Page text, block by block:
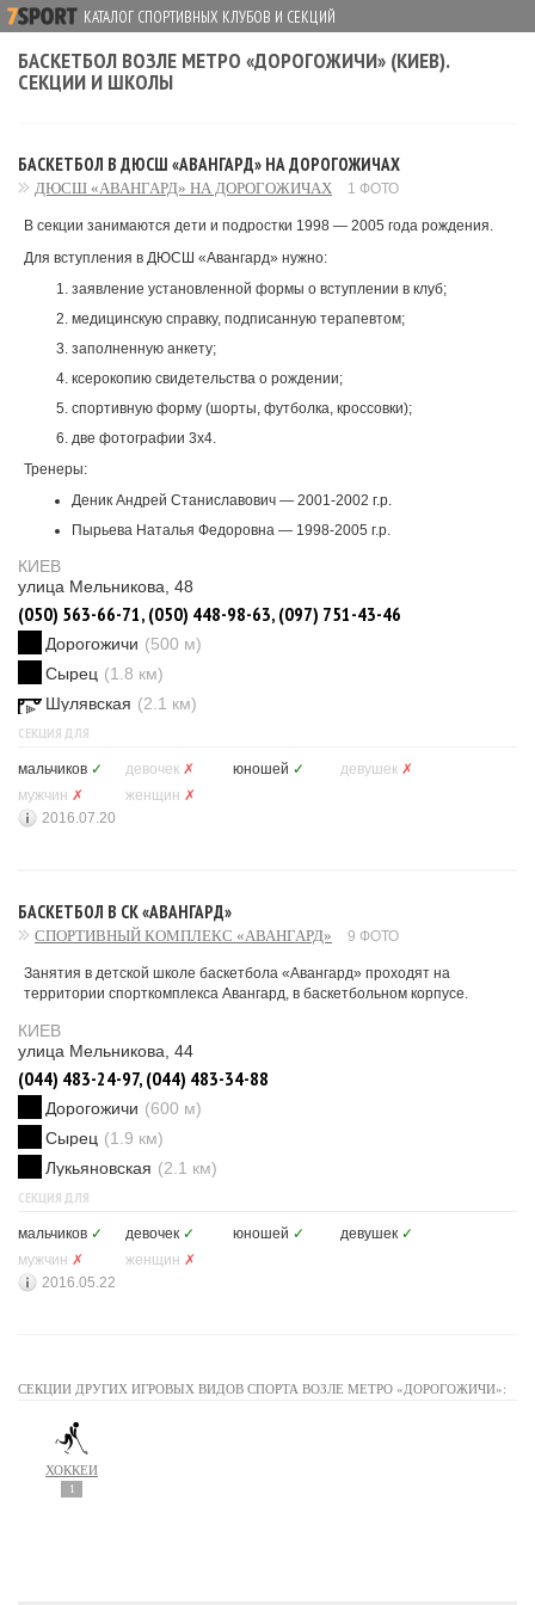
КАТАЛОГ СПОРТИВНЫХ КЛУБОВ И СЕКЦИЙ
БАСКЕТБОЛ ВОЗЛЕ МЕТРО «ДОРОГОЖИЧИ» (КИЕВ).
СЕКЦИИ И ШКОЛЫ
БАСКЕТБОЛ В ДЮСШ «АВАНГАРД» НА ДОРОГОЖИЧАХ
ДЮСШ «АВАНГАРД» НА ДОРОГОЖИЧАХ 1 ФОТО
В секции занимаются дети и подростки 1998 — 2005 года рождения.
Для вступления в ДЮСШ «Авангард» нужно:
заявление установленной формы о вступлении в клуб;
медицинскую справку, подписанную терапевтом;
заполненную анкету;
ксерокопию свидетельства о рождении;
спортивную форму (шорты, футболка, кроссовки);
две фотографии 3х4.
Тренеры:
Деник Андрей Станиславович — 2001-2002 г.р.
Пырьева Наталья Федоровна — 1998-2005 г.р.
КИЕВ
улица Мельникова, 48
(050) 563-66-71, (050) 448-98-63, (097) 751-43-46
Дорогожичи (500 м)
Сырец (1.8 км)
Шулявская (2.1 км)
СЕКЦИЯ ДЛЯ
мальчиков ✓ девочек ✗ юношей ✓ девушек ✗
мужчин ✗ женщин ✗
2016.07.20
БАСКЕТБОЛ В СК «АВАНГАРД»
СПОРТИВНЫЙ КОМПЛЕКС «АВАНГАРД» 9 ФОТО
Занятия в детской школе баскетбола «Авангард» проходят на
территории спорткомплекса Авангард, в баскетбольном корпусе.
КИЕВ
улица Мельникова, 44
(044) 483-24-97, (044) 483-34-88
Дорогожичи (600 м)
Сырец (1.9 км)
Лукьяновская (2.1 км)
СЕКЦИЯ ДЛЯ
мальчиков ✓ девочек ✓ юношей ✓ девушек ✓
мужчин ✗ женщин ✗
2016.05.22
СЕКЦИИ ДРУГИХ ИГРОВЫХ ВИДОВ СПОРТА ВОЗЛЕ МЕТРО «ДОРОГОЖИЧИ»:
ХОККЕЙ
1